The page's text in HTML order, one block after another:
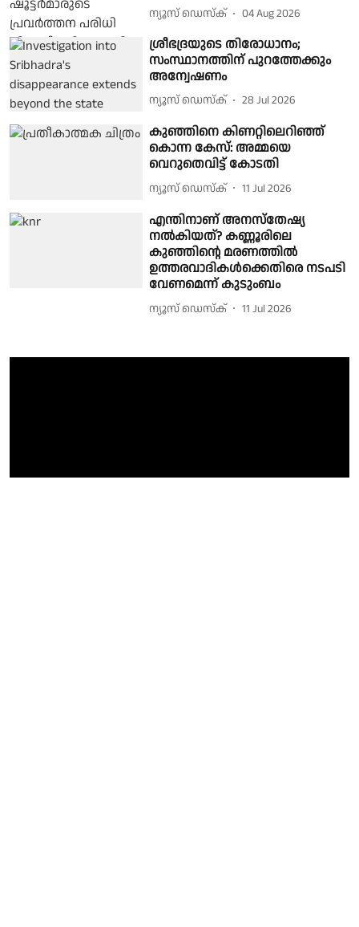
ന്യൂസ് ഡെസ്ക് 04 Aug 2026
ശ്രീഭദ്രയുടെ തിരോധാനം;
സംസ്ഥാനത്തിന് പുറത്തേക്കും
അന്വേഷണം
ന്യൂസ് ഡെസ്ക് 28 Jul 2026
കുഞ്ഞിനെ കിണറ്റിലെറിഞ്ഞ്
കൊന്ന കേസ്: അമ്മയെ
വെറുതെവിട്ട് കോടതി
ന്യൂസ് ഡെസ്ക് 11 Jul 2026
എന്തിനാണ് അനസ്തേഷ്യ
നൽകിയത്? കണ്ണൂരിലെ
കുഞ്ഞിൻ്റെ മരണത്തിൽ
ഉത്തരവാദികൾക്കെതിരെ നടപടി
വേണമെന്ന് കുടുംബം
ന്യൂസ് ഡെസ്ക് 11 Jul 2026